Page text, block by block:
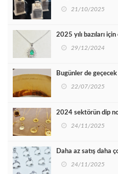
21/10/2025
2025 yılı bazıları
29/12/2024
Bugünler de geçecek
22/07/2025
2024 sektörün dip
24/11/2025
Daha az satış daha
24/11/2025